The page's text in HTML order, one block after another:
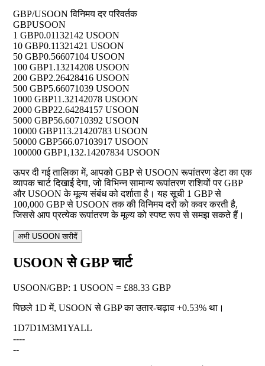
GBP/USOON विनिमय दर परिवर्तक
GBPUSOON
1 GBP0.01132142 USOON
10 GBP0.11321421 USOON
50 GBP0.56607104 USOON
100 GBP1.13214208 USOON
200 GBP2.26428416 USOON
500 GBP5.66071039 USOON
1000 GBP11.32142078 USOON
2000 GBP22.64284157 USOON
5000 GBP56.60710392 USOON
10000 GBP113.21420783 USOON
50000 GBP566.07103917 USOON
100000 GBP1,132.14207834 USOON
ऊपर दी गई तालिका में, आपको GBP से USOON रूपांतरण डेटा का एक
व्यापक चार्ट दिखाई देगा, जो विभिन्न सामान्य रूपांतरण राशियों पर GBP
और USOON के मूल्य संबंध को दर्शाता है। यह सूची 1 GBP से
100,000 GBP से USOON तक की विनिमय दरों को कवर करती है,
जिससे आप प्रत्येक रूपांतरण के मूल्य को स्पष्ट रूप से समझ सकते हैं।
अभी USOON खरीदें
USOON से GBP चार्ट
USOON/GBP: 1 USOON = £88.33 GBP
पिछले 1D में, USOON से GBP का उतार-चढ़ाव +0.53% था।
1D7D1M3M1YALL
----
--